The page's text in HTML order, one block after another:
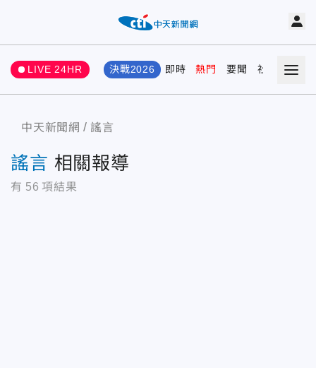
LIVE 24HR 決戰2026 即時 熱門 要聞 社會 娛樂
中天新聞網 謠言
謠言 相關報導
有 56 項結果